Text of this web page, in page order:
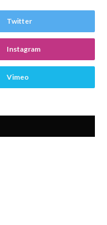
Twitter
Instagram
Vimeo